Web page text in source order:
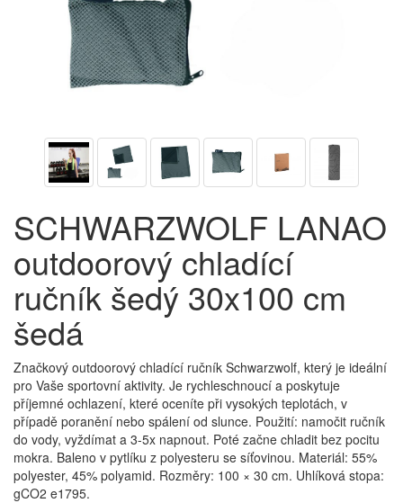
SCHWARZWOLF LANAO
outdoorový chladící
ručník šedý 30x100 cm
šedá
Značkový outdoorový chladící ručník Schwarzwolf, který je ideální
pro Vaše sportovní aktivity. Je rychleschnoucí a poskytuje
příjemné ochlazení, které oceníte při vysokých teplotách, v
případě poranění nebo spálení od slunce. Použití: namočit ručník
do vody, vyždímat a 3-5x napnout. Poté začne chladit bez pocitu
mokra. Baleno v pytlíku z polyesteru se síťovinou. Materiál: 55%
polyester, 45% polyamid. Rozměry: 100 × 30 cm. Uhlíková stopa:
gCO2 e1795.